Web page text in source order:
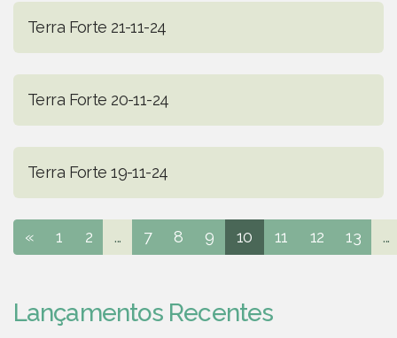
Terra Forte 21-11-24
Terra Forte 20-11-24
Terra Forte 19-11-24
« 1 2 ... 7 8 9 10 11 12 13 ...
Lançamentos Recentes